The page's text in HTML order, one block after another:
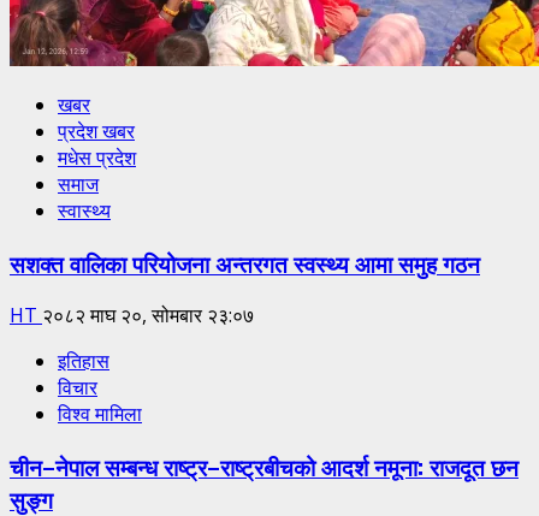
खबर
प्रदेश खबर
मधेस प्रदेश
समाज
स्वास्थ्य
सशक्त वालिका परियोजना अन्तरगत स्वस्थ्य आमा समुह गठन
HT २०८२ माघ २०, सोमबार २३:०७
इतिहास
विचार
विश्व मामिला
चीन–नेपाल सम्बन्ध राष्ट्र–राष्ट्रबीचको आदर्श नमूना: राजदूत छन
सुङ्ग